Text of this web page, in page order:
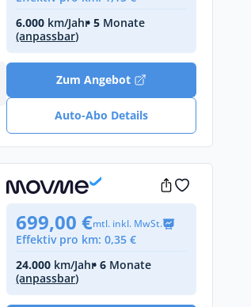
6.000 km/Jahr• 5 Monate
(anpassbar)
Zum Angebot
Auto-Abo Details
699,00 €mtl. inkl. MwSt.
Effektiv pro km: 0,35 €
24.000 km/Jahr• 6 Monate
(anpassbar)